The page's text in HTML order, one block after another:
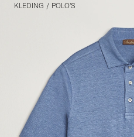
KLEDING / POLO'S